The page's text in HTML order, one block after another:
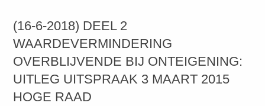
(16-6-2018) DEEL 2
WAARDEVERMINDERING
OVERBLIJVENDE BIJ ONTEIGENING:
UITLEG UITSPRAAK 3 MAART 2015
HOGE RAAD